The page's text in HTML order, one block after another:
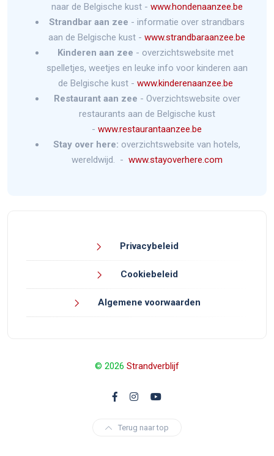
naar de Belgische kust - www.hondenaanzee.be
Strandbar aan zee - informatie over strandbars
aan de Belgische kust - www.strandbaraanzee.be
Kinderen aan zee - overzichtswebsite met
spelletjes, weetjes en leuke info voor kinderen aan
de Belgische kust - www.kinderenaanzee.be
Restaurant aan zee - Overzichtswebsite over
restaurants aan de Belgische kust
- www.restaurantaanzee.be
Stay over here: overzichtswebsite van hotels,
wereldwijd. - www.stayoverhere.com
Privacybeleid
Cookiebeleid
Algemene voorwaarden
© 2026 Strandverblijf
Terug naar top